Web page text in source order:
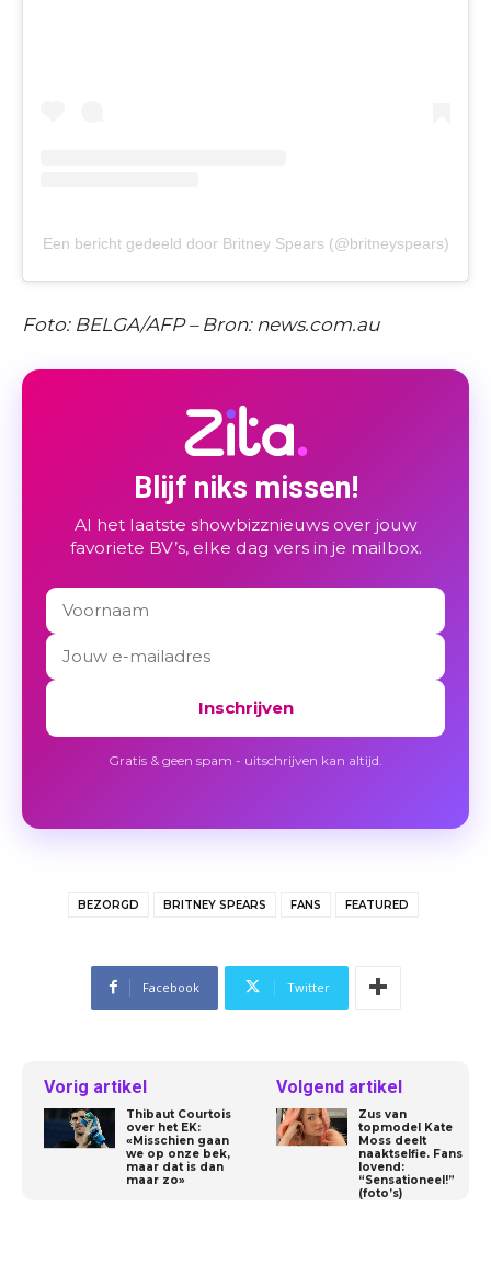
Een bericht gedeeld door Britney Spears (@britneyspears)
Foto: BELGA/AFP – Bron: news.com.au
Blijf niks missen!
Al het laatste showbizznieuws over jouw
favoriete BV’s, elke dag vers in je mailbox.
Inschrijven
Gratis & geen spam - uitschrijven kan altijd.
BEZORGD BRITNEY SPEARS FANS FEATURED
Facebook Twitter
Vorig artikel
Thibaut Courtois
over het EK:
«Misschien gaan
we op onze bek,
maar dat is dan
maar zo»
Volgend artikel
Zus van
topmodel Kate
Moss deelt
naaktselfie. Fans
lovend:
“Sensationeel!”
(foto’s)